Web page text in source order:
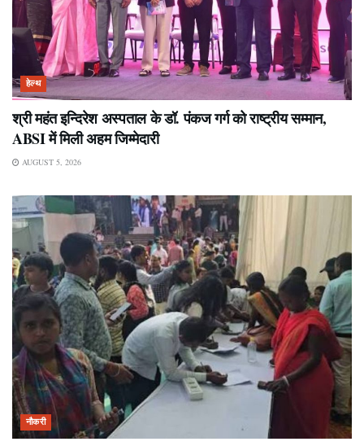
हेल्थ
श्री महंत इन्दिरेश अस्पताल के डॉ. पंकज गर्ग को राष्ट्रीय सम्मान,
ABSI में मिली अहम जिम्मेदारी
AUGUST 5, 2026
नौकरी